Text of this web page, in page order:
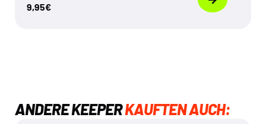
9,95€
ANDERE KEEPERKAUFTEN AUCH: